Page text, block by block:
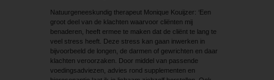
Natuurgeneeskundig therapeut Monique Kouijzer: ‘Een
groot deel van de klachten waarvoor cliënten mij
benaderen, heeft ermee te maken dat de cliënt te lang te
veel stress heeft. Deze stress kan gaan inwerken in
bijvoorbeeld de longen, de darmen of gewrichten en daar
klachten veroorzaken. Door middel van passende
voedingsadviezen, advies rond supplementen en